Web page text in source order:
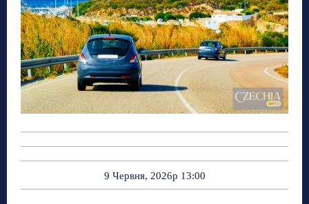
9 Червня, 2026р 13:00